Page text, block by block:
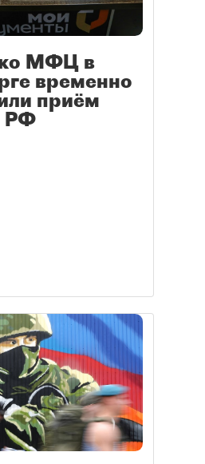
МФЦ в
временно
приём
РФ